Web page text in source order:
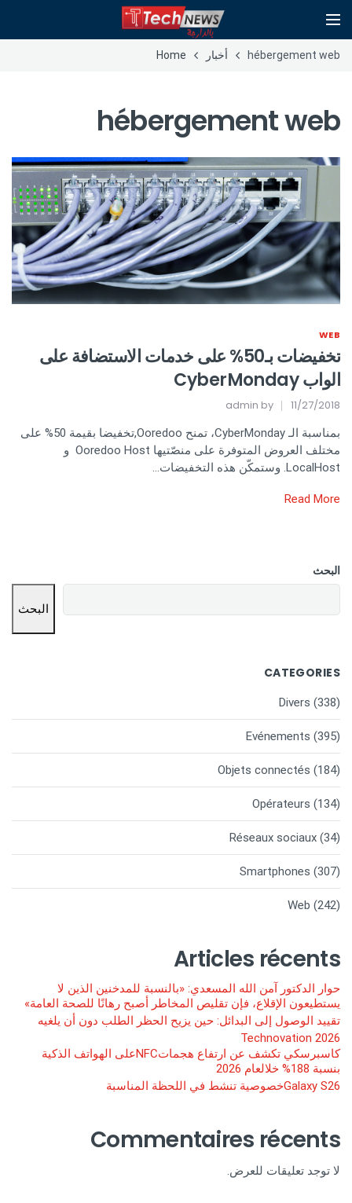
hébergement web أخبار Home
hébergement web
WEB
تخفيضات بـ50% على خدمات الاستضافة على
الواب CyberMonday
11/27/2018
admin
بمناسبة الـ CyberMonday، تمنح Ooredoo,تخفيضا بقيمة 50% على
مختلف العروض المتوفرة على منصّتيها Ooredoo Host و
LocalHost. وستمكّن هذه التخفيضات…
Read More
البحث
البحث
CATEGORIES
Divers (338)
Evénements (395)
Objets connectés (184)
Opérateurs (134)
Réseaux sociaux (34)
Smartphones (307)
Web (242)
Articles récents
حوار الدكتور آمن الله المسعدي: «بالنسبة للمدخنين الذين لا
يستطيعون الإقلاع، فإن تقليص المخاطر أصبح رهانًا للصحة العامة»
تقييد الوصول إلى البدائل: حين يزيح الحظر الطلب دون أن يلغيه
Technovation 2026
كاسبرسكي تكشف عن ارتفاع هجماتNFCعلى الهواتف الذكية
بنسبة 188% خلالعام 2026
Galaxy S26خصوصية تنشط في اللحظة المناسبة
Commentaires récents
لا توجد تعليقات للعرض.